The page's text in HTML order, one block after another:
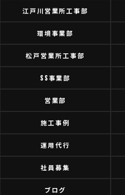
江戸川営業所工事部
環境事業部
松戸営業所工事部
SS事業部
営業部
施工事例
運用代行
社員募集
ブログ